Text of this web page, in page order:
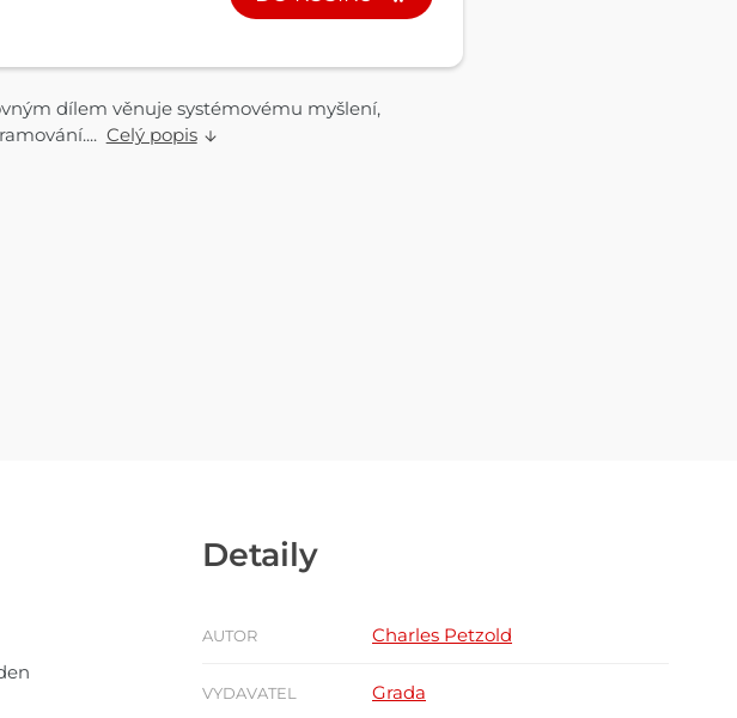
dílem věnuje systémovému myšlení,
Celý popis
Detaily
AUTOR Charles Petzold
VYDAVATEL Grada